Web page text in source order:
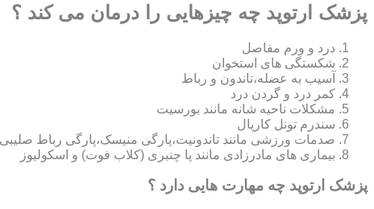
پزشک ارتوپد چه چیزهایی را درمان می کند ؟
درد و ورم مفاصل
شکستگی های استخوان
آسیب به عضله،تاندون و رباط
کمر درد و گردن درد
مشکلات ناحیه شانه مانند بورسیت
سندرم تونل کارپال
صدمات ورزشی مانند تاندونیت،پارگی منیسک،پارگی رباط
بیماری های مادرزادی مانند پا چنبری (کلاب فوت) و اسکولیوز
پزشک ارتوپد چه مهارت هایی دارد ؟